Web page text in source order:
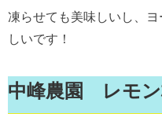
凍らせても美味しいし、
しいです！
中峰農園 レモ